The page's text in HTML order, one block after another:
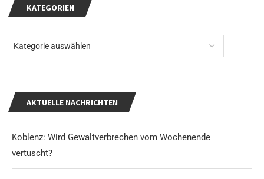
KATEGORIEN
AKTUELLE NACHRICHTEN
Koblenz: Wird Gewaltverbrechen vom Wochenende
vertuscht?